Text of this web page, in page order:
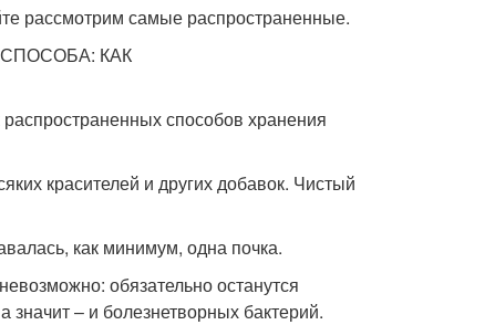
рассмотрим самые распространенные.
способов хранения
красителей и других добавок. Чистый
как минимум, одна почка.
обязательно останутся
значит – и болезнетворных бактерий.